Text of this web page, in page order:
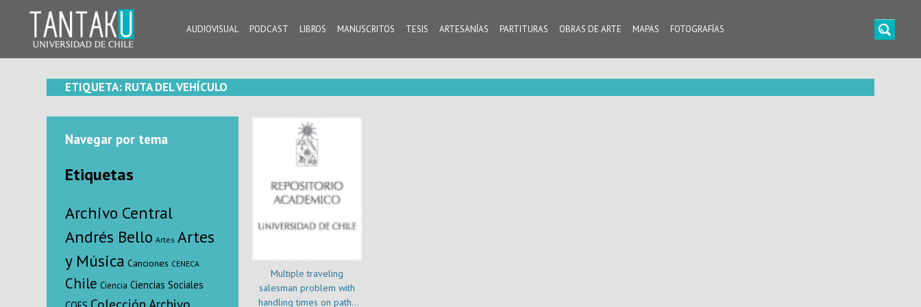
content
AUDIOVISUAL PODCAST LIBROS MANUSCRITOS TESIS ARTESANÍAS PARTITURAS OBRAS DE ARTE MAPAS FOTOGRAFÍAS
ETIQUETA: RUTA DEL VEHÍCULO
Navegar por tema
Etiquetas
Archivo Central
Andrés Bello Artes Artes
y Música Canciones CENECA
Chile Ciencia Ciencias Sociales
Multiple traveling
salesman problem with
handling times on paths